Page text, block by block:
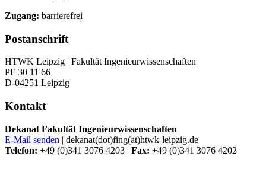
Zugang: barrierefrei
Postanschrift
HTWK Leipzig | Fakultät Ingenieurwissenschaften
PF 30 11 66
D-04251 Leipzig
Kontakt
Dekanat Fakultät Ingenieurwissenschaften
E-Mail senden | dekanat(dot)fing(at)htwk-leipzig.de
Telefon: +49 (0)341 3076 4203 | Fax: +49 (0)341 3076 4202